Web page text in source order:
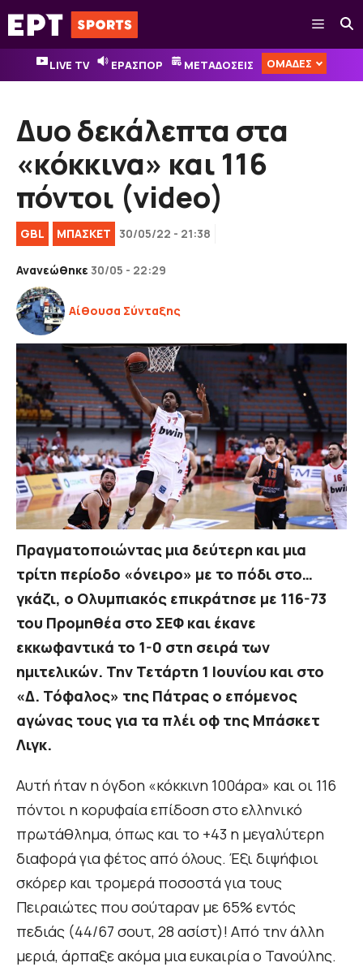
Μετάβαση
σε
περιεχόμενο
Μενού
LIVE TV ΕΡΑΣΠΟΡ ΜΕΤΑΔΟΣΕΙΣ ΟΜΑΔΕΣ
Δυο δεκάλεπτα στα
«κόκκινα» και 116
πόντοι (video)
GBL ΜΠΑΣΚΕΤ 30/05/22 - 21:38
Ανανεώθηκε 30/05 - 22:29
Αίθουσα Σύνταξης
Πραγματοποιώντας μια δεύτερη και μια
τρίτη περίοδο «όνειρο» με το πόδι στο…
γκάζι, ο Ολυμπιακός επικράτησε με 116-73
του Προμηθέα στο ΣΕΦ και έκανε
εκκωφαντικά το 1-0 στη σειρά των
ημιτελικών. Την Τετάρτη 1 Ιουνίου και στο
«Δ. Τόφαλος» της Πάτρας ο επόμενος
αγώνας τους για τα πλέι οφ της Μπάσκετ
Λιγκ.
Αυτή ήταν η όγδοη «κόκκινη 100άρα» και οι 116
πόντοι η κορυφαία επίδοση στο ελληνικό
πρωτάθλημα, όπως και το +43 η μεγαλύτερη
διαφορά για φέτος από όλους. Έξι διψήφιοι
σκόρερ και τρομερά ποσοστά για τους
Πειραιώτες που σούταραν με 65% εντός
πεδιάς (44/67 σουτ, 28 ασίστ)! Από την άλλη
μεριά, άρπαξε ακόμα μια ευκαιρία ο Τανούλης.